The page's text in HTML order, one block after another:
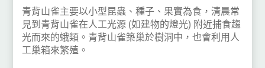
青背山雀主要以小型昆蟲、種子、果實為食，清晨常
見到青背山雀在人工光源 (如建物的燈光) 附近捕食趨
光而來的蛾類。青背山雀築巢於樹洞中，也會利用人
工巢箱來繁殖。